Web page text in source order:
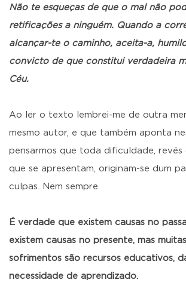
Não te esqueças de que o mal não
retificações a ninguém. Quando a
alcançar-te o caminho, aceita-a,
convicto de que constitui verdadeira
Céu.
Ao ler o texto lembrei-me de outra
mesmo autor, e que também aponta
pensarmos que toda dificuldade, revés
que se apresentam, originam-se dum
culpas. Nem sempre.
É verdade que existem causas no
existem causas no presente, mas
sofrimentos são recursos educativos,
necessidade de aprendizado.